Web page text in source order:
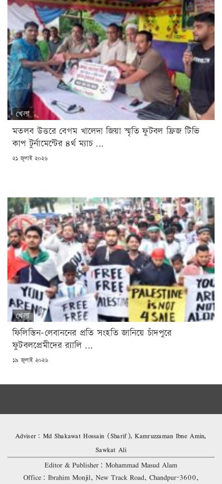
খেলা
মতলব উত্তরে বেগম খালেদা জিয়া স্মৃতি ফুটবল ফ্রিজ টিভি
কাপ টুর্নামেন্টের ৪র্থ ম্যাচ ...
POSTED
২১ জুলাই ২০২৬
খেলা
ফিলিস্তিন-লেবাননের প্রতি সংহতি জানিয়ে চাঁদপুরে
ফুটবলপ্রেমীদের র‌্যালি ...
POSTED
১৯ জুলাই ২০২৬
Adviser: Md Shakawat Hossain (Sharif), Kamruzzaman Ibne Amin,
Sawkat Ali
Editor & Publisher: Mohammad Masud Alam
Office: Ibrahim Monjil, New Track Road, Chandpur-3600,